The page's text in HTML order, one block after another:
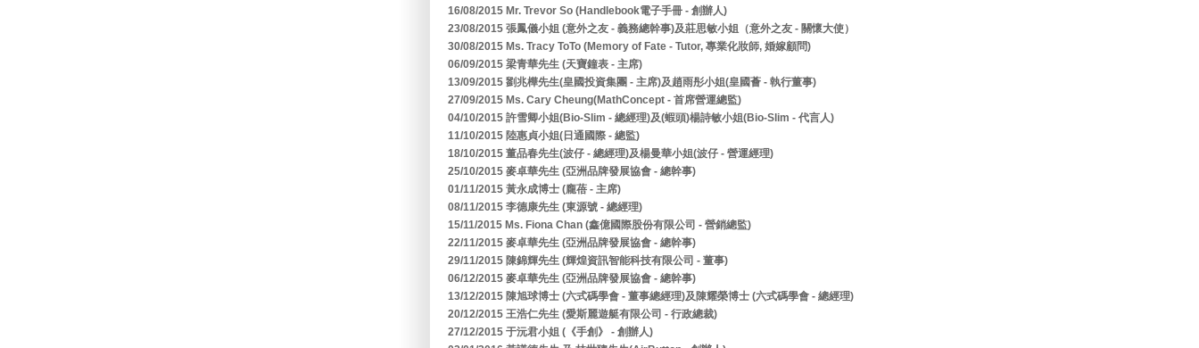
16/08/2015 Mr. Trevor So (Handlebook電子手冊 - 創辦人)
23/08/2015 張鳳儀小姐 (意外之友 - 義務總幹事)及莊思敏小姐（意外之友 - 關懷大使）
30/08/2015 Ms. Tracy ToTo (Memory of Fate - Tutor, 專業化妝師, 婚嫁顧問)
06/09/2015 梁青華先生 (天寶鐘表 - 主席)
13/09/2015 劉兆樺先生(皇國投資集團 - 主席)及趙雨彤小姐(皇國薈 - 執行董事)
27/09/2015 Ms. Cary Cheung(MathConcept - 首席營運總監)
04/10/2015 許雪卿小姐(Bio-Slim - 總經理)及(蝦頭)楊詩敏小姐(Bio-Slim - 代言人)
11/10/2015 陸惠貞小姐(日通國際 - 總監)
18/10/2015 董品春先生(波仔 - 總經理)及楊曼華小姐(波仔 - 營運經理)
25/10/2015 麥卓華先生 (亞洲品牌發展協會 - 總幹事)
01/11/2015 黃永成博士 (龐蓓 - 主席)
08/11/2015 李德康先生 (東源號 - 總經理)
15/11/2015 Ms. Fiona Chan (鑫億國際股份有限公司 - 營銷總監)
22/11/2015 麥卓華先生 (亞洲品牌發展協會 - 總幹事)
29/11/2015 陳錦輝先生 (輝煌資訊智能科技有限公司 - 董事)
06/12/2015 麥卓華先生 (亞洲品牌發展協會 - 總幹事)
13/12/2015 陳旭球博士 (六式碼學會 - 董事總經理)及陳耀榮博士 (六式碼學會 - 總經理)
20/12/2015 王浩仁先生 (愛斯麗遊艇有限公司 - 行政總裁)
27/12/2015 于沅君小姐 (《手創》 - 創辦人)